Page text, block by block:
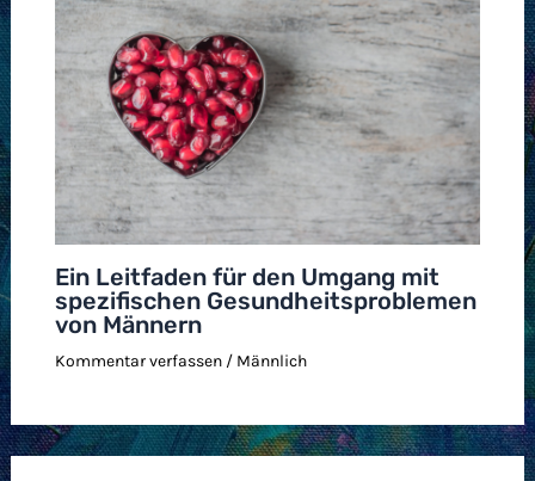
Ein Leitfaden für den Umgang mit
spezifischen Gesundheitsproblemen
von Männern
Kommentar verfassen / Männlich